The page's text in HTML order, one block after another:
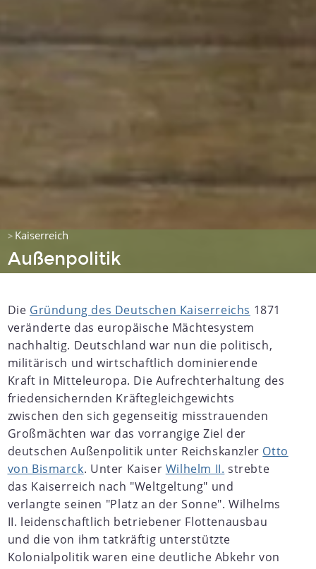
> Kaiserreich
Außenpolitik
Die Gründung des Deutschen Kaiserreichs 1871
veränderte das europäische Mächtesystem
nachhaltig. Deutschland war nun die politisch,
militärisch und wirtschaftlich dominierende
Kraft in Mitteleuropa. Die Aufrechterhaltung des
friedensichernden Kräftegleichgewichts
zwischen den sich gegenseitig misstrauenden
Großmächten war das vorrangige Ziel der
deutschen Außenpolitik unter Reichskanzler Otto
von Bismarck. Unter Kaiser Wilhelm II. strebte
das Kaiserreich nach "Weltgeltung" und
verlangte seinen "Platz an der Sonne". Wilhelms
II. leidenschaftlich betriebener Flottenausbau
und die von ihm tatkräftig unterstützte
Kolonialpolitik waren eine deutliche Abkehr von